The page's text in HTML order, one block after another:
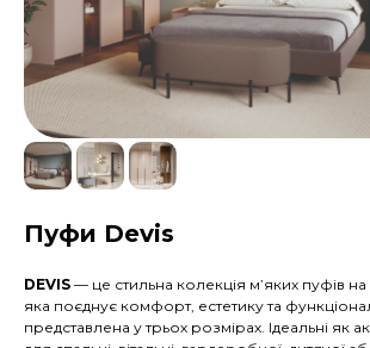
Пуфи Devis
DEVIS — це стильна колекція м’яких пуфів на
яка поєднує комфорт, естетику та
представлена у трьох розмірах. Ідеальні як